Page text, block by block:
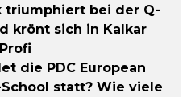
triumphiert bei der Q-
krönt sich in Kalkar
die PDC European
School statt? Wie viele